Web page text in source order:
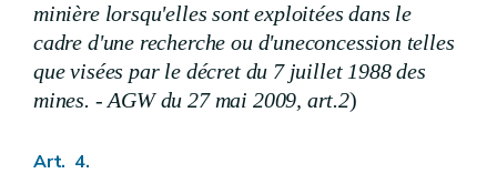
minière lorsqu'elles sont exploitées dans le
cadre d'une recherche ou d'uneconcession telles
que visées par le décret du 7 juillet 1988 des
mines. - AGW du 27 mai 2009, art.2)
Art. 4.